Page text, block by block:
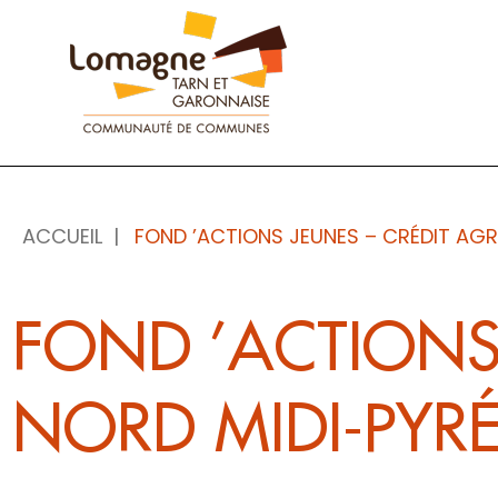
Panneau de gestion des cookies
ACCUEIL FOND ’ACTIONS JEUNES – CRÉDIT
FOND
NORD MIDI-